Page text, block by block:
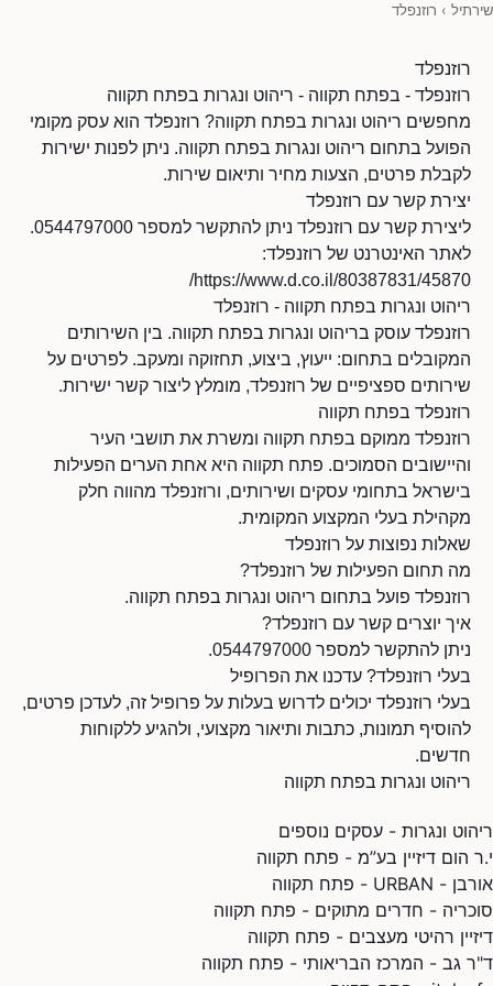
שירתיל › רוזנפלד
רוזנפלד
רוזנפלד - בפתח תקווה - ריהוט ונגרות בפתח תקווה
מחפשים ריהוט ונגרות בפתח תקווה? רוזנפלד הוא עסק מקומי
הפועל בתחום ריהוט ונגרות בפתח תקווה. ניתן לפנות ישירות
לקבלת פרטים, הצעות מחיר ותיאום שירות.
יצירת קשר עם רוזנפלד
ליצירת קשר עם רוזנפלד ניתן להתקשר למספר 0544797000.
לאתר האינטרנט של רוזנפלד:
https://www.d.co.il/80387831/45870/
ריהוט ונגרות בפתח תקווה - רוזנפלד
רוזנפלד עוסק בריהוט ונגרות בפתח תקווה. בין השירותים
המקובלים בתחום: ייעוץ, ביצוע, תחזוקה ומעקב. לפרטים על
שירותים ספציפיים של רוזנפלד, מומלץ ליצור קשר ישירות.
רוזנפלד בפתח תקווה
רוזנפלד ממוקם בפתח תקווה ומשרת את תושבי העיר
והיישובים הסמוכים. פתח תקווה היא אחת הערים הפעילות
בישראל בתחומי עסקים ושירותים, ורוזנפלד מהווה חלק
מקהילת בעלי המקצוע המקומית.
שאלות נפוצות על רוזנפלד
מה תחום הפעילות של רוזנפלד?
רוזנפלד פועל בתחום ריהוט ונגרות בפתח תקווה.
איך יוצרים קשר עם רוזנפלד?
ניתן להתקשר למספר 0544797000.
בעלי רוזנפלד? עדכנו את הפרופיל
בעלי רוזנפלד יכולים לדרוש בעלות על פרופיל זה, לעדכן פרטים,
להוסיף תמונות, כתבות ותיאור מקצועי, ולהגיע ללקוחות
חדשים.
ריהוט ונגרות בפתח תקווה
ריהוט ונגרות - עסקים נוספים
י.ר הום דיזיין בע”מ - פתח תקווה
אורבן - URBAN - פתח תקווה
סוכריה - חדרים מתוקים - פתח תקווה
דיזיין רהיטי מעצבים - פתח תקווה
ד"ר גב - המרכז הבריאותי - פתח תקווה